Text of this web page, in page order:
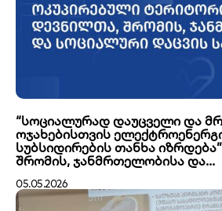
“სოციალურად დაუცველი და
ოჯახებისთვის
სუბსიდირების თანხა
შრომის, ჯანმრთელობისა და...
05.05.2026